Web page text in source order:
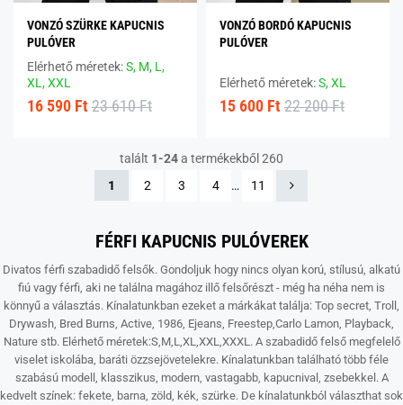
VONZÓ SZÜRKE KAPUCNIS
PULÓVER
Elérhető méretek:S, M, L,
XL,XXL
16 590 Ft 23 610 Ft
VONZÓ BORDÓ KAPUCNIS
PULÓVER
Elérhető méretek:S,XL
15 600 Ft 22 200 Ft
talált 1-24a termékekből 260
1
2 3 4 … 11
FÉRFI KAPUCNIS PULÓVEREK
Divatos férfi szabadidő felsők. Gondoljuk hogy nincs olyan korú, stílusú, alkatú
fiú vagy férfi, aki ne találna magához illő felsőrészt - még ha néha nem is
könnyű a választás. Kínalatunkban ezeket a márkákat találja: Top secret, Troll,
Drywash, Bred Burns, Active, 1986, Ejeans, Freestep,Carlo Lamon, Playback,
Nature stb. Elérhető méretek:S,M,L,XL,XXL,XXXL. A szabadidő felső megfelelő
viselet iskolába, baráti özzsejövetelekre. Kínalatunkban található több féle
szabású modell, klasszikus, modern, vastagabb, kapucnival, zsebekkel. A
kedvelt színek: fekete, barna, zöld, kék, szürke. De kínalatunkból választhat sok